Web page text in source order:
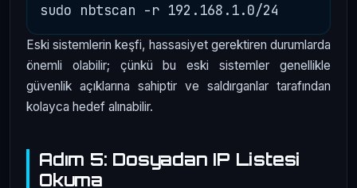
Eski sistemlerin keşfi, hassasiyet gerektiren durumlarda
önemli olabilir; çünkü bu eski sistemler genellikle
güvenlik açıklarına sahiptir ve saldırganlar tarafından
kolayca hedef alınabilir.
Adım 5: Dosyadan IP Listesi
Okuma